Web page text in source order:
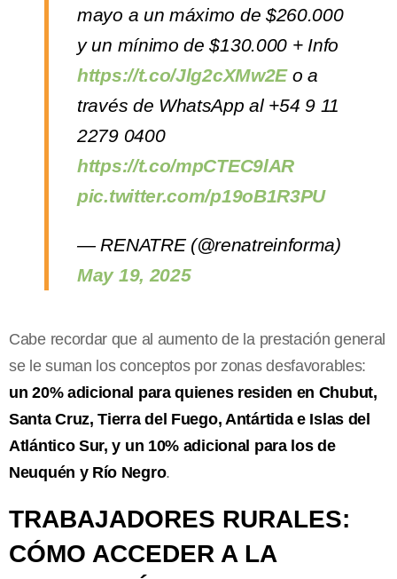
mayo a un máximo de $260.000
y un mínimo de $130.000 + Info
https://t.co/Jlg2cXMw2Eo a
través de WhatsApp al +54 9 11
2279 0400
https://t.co/mpCTEC9lAR
pic.twitter.com/p19oB1R3PU
— RENATRE (@renatreinforma)
May 19, 2025
Cabe recordar que al aumento de la prestación general
se le suman los conceptos por zonas desfavorables:
un 20% adicional para quienes residen en Chubut,
Santa Cruz, Tierra del Fuego, Antártida e Islas del
Atlántico Sur, y un 10% adicional para los de
Neuquén y Río Negro.
TRABAJADORES RURALES:
CÓMO ACCEDER A LA